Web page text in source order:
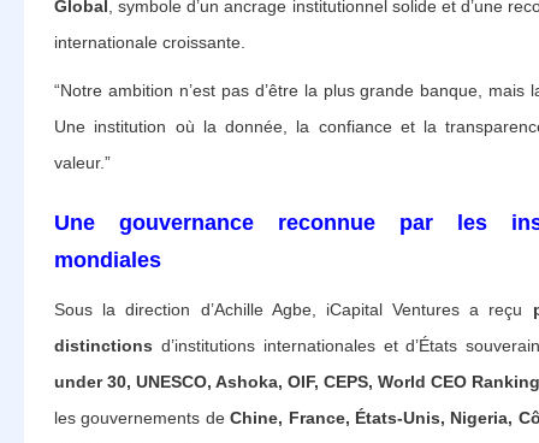
Global, symbole d’un ancrage institutionnel solide et d’une
internationale croissante.
“Notre ambition n’est pas d’être la plus grande banque, mais
Une institution où la donnée, la confiance et la
valeur.”
Une gouvernance reconnue par les
mondiales
Sous la direction d’Achille Agbe, iCapital Ventures a reçu
distinctions d’institutions internationales et d’États
under 30, UNESCO, Ashoka, OIF, CEPS, World CEO
les gouvernements deChine, France, États-Unis, Nigeria,